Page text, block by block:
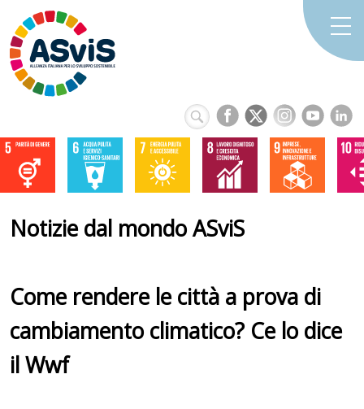
Notizie dal mondo ASviS
Come rendere le città a prova di
cambiamento climatico? Ce lo dice
il Wwf